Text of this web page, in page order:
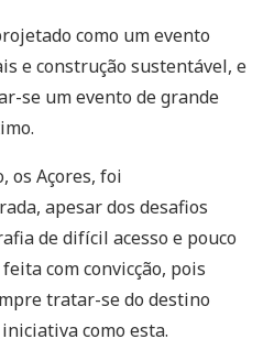
como um evento
e construção sustentável, e
se um evento de grande
os Açores, foi
apesar dos desafios
de difícil acesso e pouco
com convicção, pois
tratar-se do destino
como esta.